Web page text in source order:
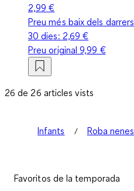
2,99 €
Preu més baix dels darrers
30 dies: 2,69 €
Preu original9,99 €
26 de 26 articles vists
Infants Roba nenes
Favoritos de la temporada